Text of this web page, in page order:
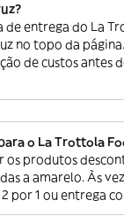
de entrega do La
no topo da
de custos antes
o La Trottola
os produtos
a amarelo. Às
por 1 ou entrega